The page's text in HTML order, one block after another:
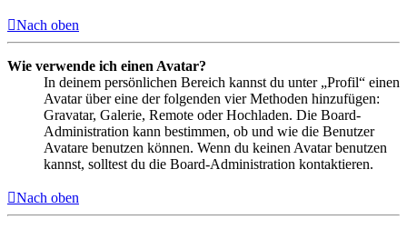
Nach oben
Wie verwende ich einen Avatar?
In deinem persönlichen Bereich kannst du unter „Profil“ einen
Avatar über eine der folgenden vier Methoden hinzufügen:
Gravatar, Galerie, Remote oder Hochladen. Die Board-
Administration kann bestimmen, ob und wie die Benutzer
Avatare benutzen können. Wenn du keinen Avatar benutzen
kannst, solltest du die Board-Administration kontaktieren.
Nach oben